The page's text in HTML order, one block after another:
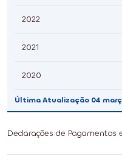
2022
2021
2020
Última Atualização 04
Declarações de Pagamentos